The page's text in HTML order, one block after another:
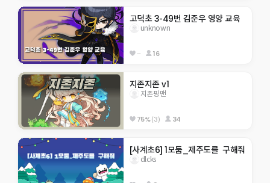
고덕초 3-49번 김준우 영양 교육
unknown
-- 16
지존지존 v1
지존핑맨
75%(3) 34
[사계초6] 1모둠_제주도를  구해줘
dlcks